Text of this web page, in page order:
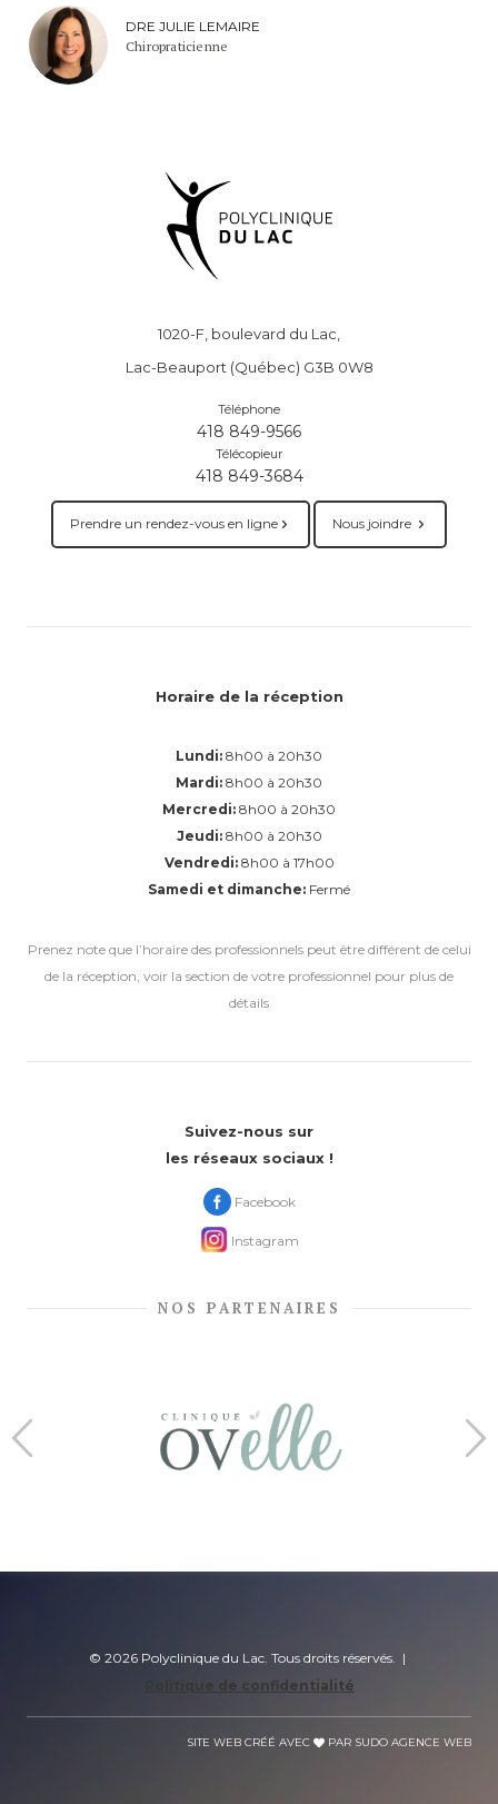
DRE JULIE LEMAIRE
Chiropraticienne
1020-F, boulevard du Lac,
Lac-Beauport (Québec) G3B 0W8
Téléphone
418 849-9566
Télécopieur
418 849-3684
Prendre un rendez-vous en ligne Nous joindre
Horaire de la réception
Lundi: 8h00 à 20h30
Mardi: 8h00 à 20h30
Mercredi: 8h00 à 20h30
Jeudi: 8h00 à 20h30
Vendredi: 8h00 à 17h00
Samedi et dimanche: Fermé
Prenez note que l’horaire des professionnels peut être différent de celui
de la réception, voir la section de votre professionnel pour plus de
détails
Suivez-nous sur
les réseaux sociaux !
Facebook
Instagram
NOS PARTENAIRES
© 2026 Polyclinique du Lac. Tous droits réservés. |
Politique de confidentialité
SITE WEB CRÉÉ AVEC PAR SUDO AGENCE WEB